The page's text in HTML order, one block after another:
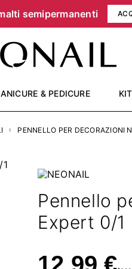
semipermanenti
& PEDICURE KIT
PENNELLO PER DECORAZIONI
Pennello
Expert 0/1